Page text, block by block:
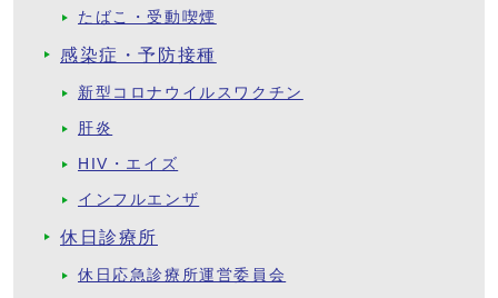
たばこ・受動喫煙
感染症・予防接種
新型コロナウイルスワクチン
肝炎
HIV・エイズ
インフルエンザ
休日診療所
休日応急診療所運営委員会